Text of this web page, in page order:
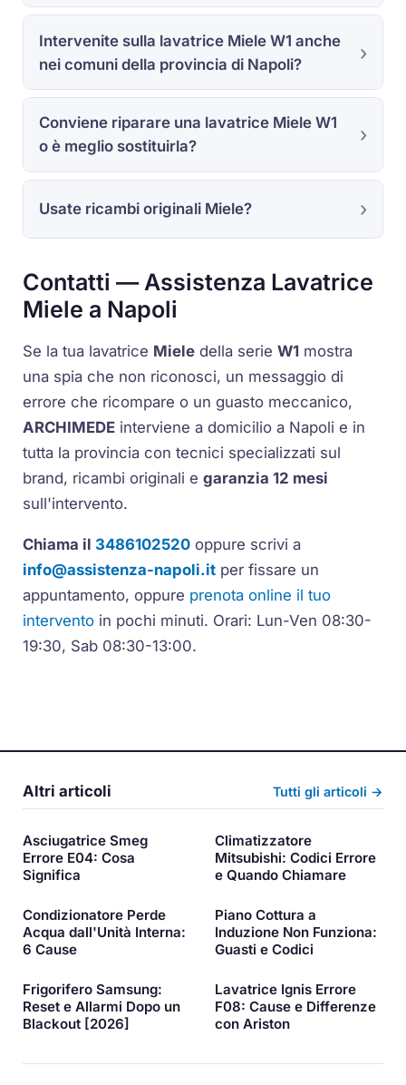
Intervenite sulla lavatrice Miele W1 anche
nei comuni della provincia di Napoli?
Conviene riparare una lavatrice Miele W1
o è meglio sostituirla?
Usate ricambi originali Miele?
Contatti — Assistenza Lavatrice
Miele a Napoli
Se la tua lavatrice Miele della serieW1 mostra
una spia che non riconosci, un messaggio di
errore che ricompare o un guasto meccanico,
ARCHIMEDE interviene a domicilio a Napoli e in
tutta la provincia con tecnici specializzati sul
brand, ricambi originali egaranzia 12 mesi
sull'intervento.
Chiama il 3486102520 oppure scrivi a
info@assistenza-napoli.it per fissare un
appuntamento, oppure prenota online il tuo
intervento in pochi minuti. Orari: Lun-Ven 08:30-
19:30, Sab 08:30-13:00.
Altri articoli Tutti gli articoli →
Asciugatrice Smeg
Errore E04: Cosa
Significa
Climatizzatore
Mitsubishi: Codici Errore
e Quando Chiamare
Condizionatore Perde
Acqua dall'Unità Interna:
6 Cause
Piano Cottura a
Induzione Non Funziona:
Guasti e Codici
Frigorifero Samsung:
Reset e Allarmi Dopo un
Blackout [2026]
Lavatrice Ignis Errore
F08: Cause e Differenze
con Ariston